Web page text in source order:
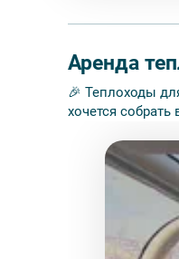
Аренда
🎉 Теплоходы
хочется собрать